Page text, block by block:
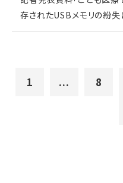
存されたUSBメモリの紛失
1 ... 8